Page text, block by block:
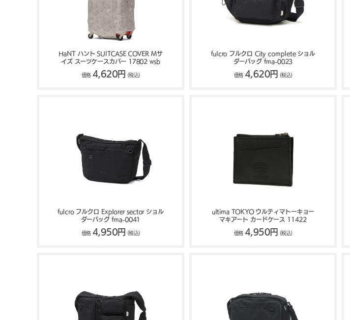
HaNT ハント SUITCASE COVER Mサ
イズ スーツケースカバー 17802 wsb
価格 4,620円 (税込)
fulcro フルクロ City complete ショル
ダーバッグ fma-0023
価格 4,620円 (税込)
fulcro フルクロ Explorer sector ショル
ダーバッグ fma-0041
価格 4,950円 (税込)
ultima TOKYO ウルティマトーキョー
マキアート カードケース 11422
価格 4,950円 (税込)